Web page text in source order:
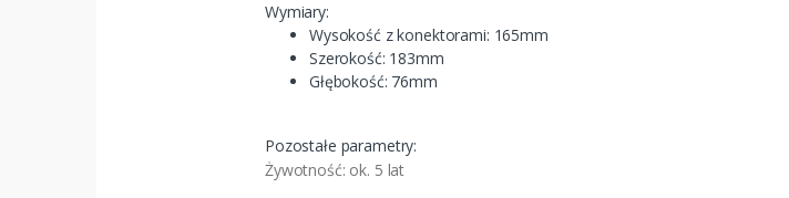
Wymiary:
Wysokość z konektorami: 165mm
Szerokość: 183mm
Głębokość: 76mm
Pozostałe parametry:
Żywotność: ok. 5 lat